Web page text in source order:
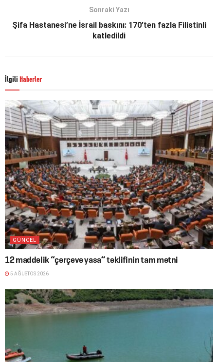
Sonraki Yazı
Şifa Hastanesi’ne İsrail baskını: 170’ten fazla Filistinli
katledildi
İlgili Haberler
GÜNCEL
12 maddelik “çerçeve yasa” teklifinin tam metni
5 AĞUSTOS 2026